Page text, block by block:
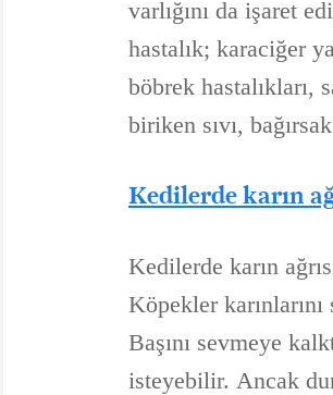
varlığını da işaret
hastalık; karaciğer
böbrek hastalıkları,
biriken sıvı,
Kedilerde karın
Kedilerde karın
Köpekler
Başını sevmeye
isteyebilir. Ancak